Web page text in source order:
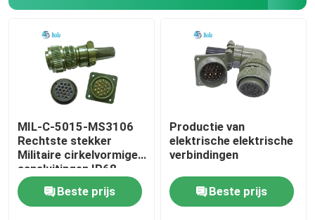
MIL-C-5015-MS3106
Rechtste stekker
Militaire cirkelvormige
aansluitingen IP68
waterdicht
Beste prijs
Productie van
elektrische elektrische
verbindingen
Beste prijs